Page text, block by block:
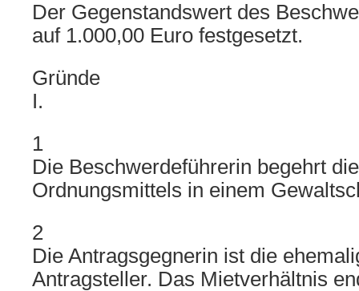
Der Gegenstandswert des
auf 1.000,00 Euro festgesetzt.
Gründe
I.
1
Die Beschwerdeführerin begehrt
Ordnungsmittels in einem
2
Die Antragsgegnerin ist die
Antragsteller. Das Mietverhältnis